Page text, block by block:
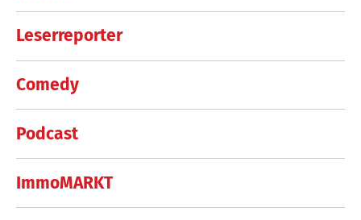
Leserreporter
Comedy
Podcast
ImmoMARKT